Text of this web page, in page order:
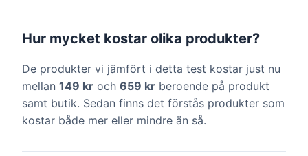
Hur mycket kostar olika produkter?
De produkter vi jämfört i detta test kostar just nu
mellan 149 kr och 659 kr beroende på produkt
samt butik. Sedan finns det förstås produkter som
kostar både mer eller mindre än så.